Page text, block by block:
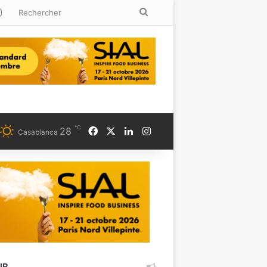
Instagram
Casablanca 28 ℃ FacebookLinkedinInstagram